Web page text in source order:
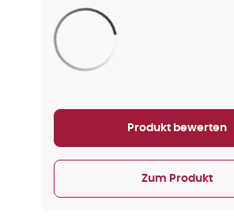
Aktualisieren...
Produkt bewerten
Zum Produkt